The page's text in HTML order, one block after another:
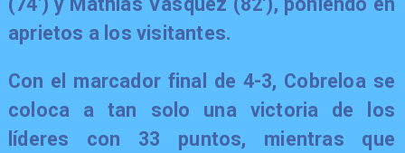
aprietos a los visitantes.
Con el marcador final de 4-3, Cobreloase
coloca a tan solo una victoria de los
líderes con 33 puntos, mientras que